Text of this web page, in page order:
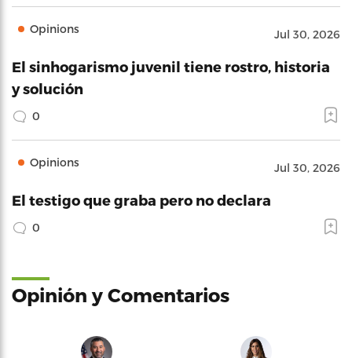
Opinions Jul 30, 2026
El sinhogarismo juvenil tiene rostro, historia
y solución
0
Opinions Jul 30, 2026
El testigo que graba pero no declara
0
Opinión y Comentarios